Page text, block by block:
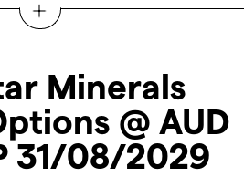
Minerals
@ AUD
31/08/2029